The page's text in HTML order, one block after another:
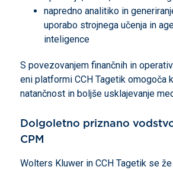
napredno analitiko in
uporabo strojnega učenja in
inteligence
S povezovanjem finančnih in
eni platformi CCH Tagetik omogoča
natančnost in boljše usklajevanje
Dolgoletno priznano
CPM
Wolters Kluwer in CCH Tagetik se